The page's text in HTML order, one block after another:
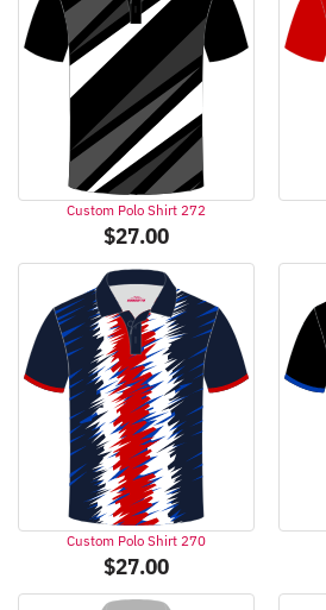
Custom Polo Shirt 272
$27.00
Custom Polo Shirt 270
$27.00